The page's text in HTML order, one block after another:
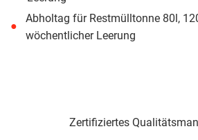
●
Abholtag für Restmülltonne 80l,
wöchentlicher Leerung
Zertifiziertes